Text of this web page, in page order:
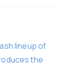
lineup of
the